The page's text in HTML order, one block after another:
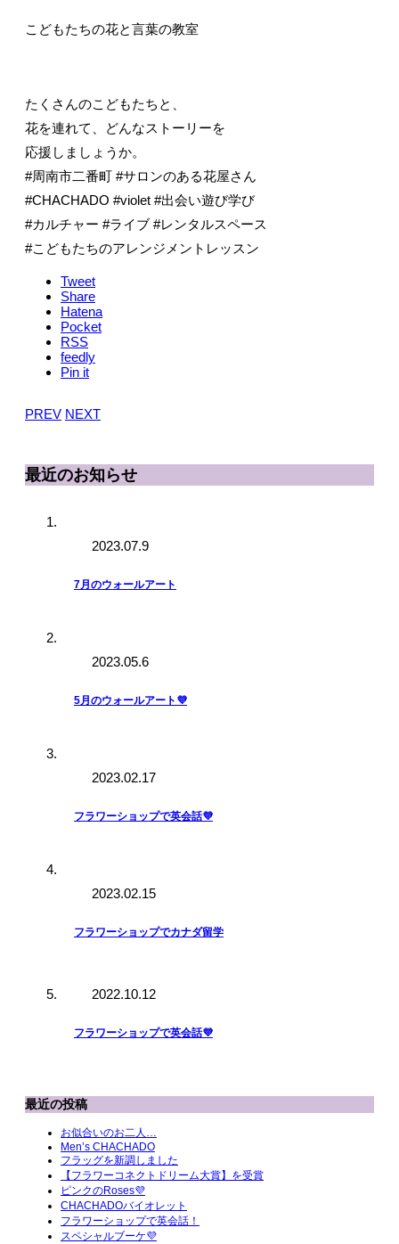
こどもたちの花と言葉の教室
たくさんのこどもたちと、
花を連れて、どんなストーリーを
応援しましょうか。
#周南市二番町 #サロンのある花屋さん
#CHACHADO #violet #出会い遊び学び
#カルチャー #ライブ #レンタルスペース
#こどもたちのアレンジメントレッスン
Tweet
Share
Hatena
Pocket
RSS
feedly
Pin it
PREV NEXT
最近のお知らせ
2023.07.9
7月のウォールアート
2023.05.6
5月のウォールアート💜
2023.02.17
フラワーショップで英会話💜
2023.02.15
フラワーショップでカナダ留学
2022.10.12
フラワーショップで英会話💜
最近の投稿
お似合いのお二人…
Men’s CHACHADO
フラッグを新調しました
【フラワーコネクトドリーム大賞】を受賞
ピンクのRoses💜
CHACHADOバイオレット
フラワーショップで英会話！
スペシャルブーケ💜